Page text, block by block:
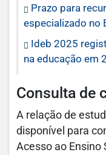
Prazo para
especializado no
Ideb 2025
na educação em
Consulta de
A relação de
disponível para
Acesso ao Ensino